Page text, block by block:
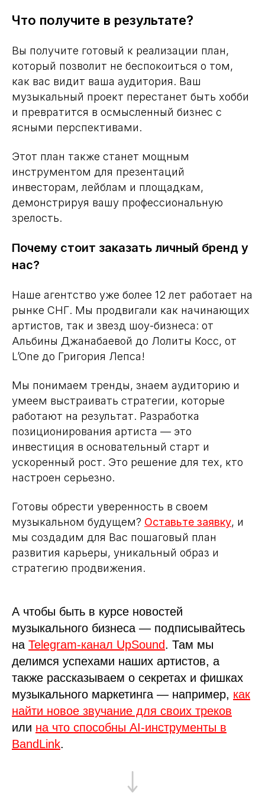
инструментом для презентаций
инвесторам, лейблам и площадкам,
демонстрируя вашу профессиональную
зрелость.
Почему стоит заказать личный бренд у
Наше агентство уже более 12 лет работает на
рынке СНГ. Мы продвигали как начинающих
артистов, так и звезд шоу-бизнеса: от
Альбины Джанабаевой до Лолиты Косс, от
Мы понимаем тренды, знаем аудиторию и
работают на результат. Разработка
позиционирования артиста — это
инвестиция в основательный старт и
ускоренный рост. Это решение для тех, кто
настроен серьезно.
Готовы обрести уверенность в своем
музыкальном будущем?Оставьте заявку
мы создадим для Вас пошаговый план
развития карьеры, уникальный образ и
стратегию продвижения.
музыкального бизнеса — подписывайтесь
наTelegram-канал UpSound. Там мы
делимся успехами наших артистов, а
также рассказываем о секретах и фишках
музыкального маркетинга — например,
илина что способны AI-инструменты в
BandLink.